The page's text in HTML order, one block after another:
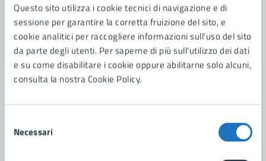
Questo sito utilizza i cookie tecnici di navigazione e di
sessione per garantire la corretta fruizione del sito, e
cookie analitici per raccogliere informazioni sull'uso del sito
da parte degli utenti. Per saperne di più sull'utilizzo dei dati
e su come disabilitare i cookie oppure abilitarne solo alcuni,
consulta la nostra Cookie Policy.
delNecessari